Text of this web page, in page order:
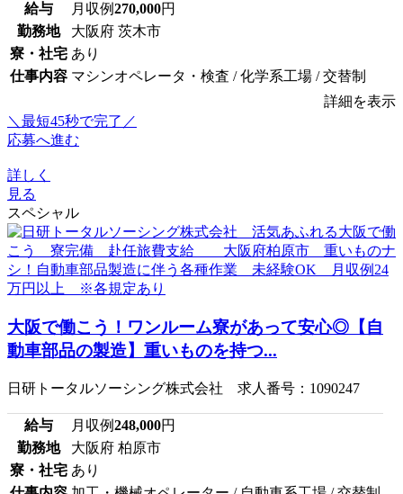
給与 月収例270,000円
勤務地
大阪府 茨木市
寮・社宅 あり
仕事内容 マシンオペレータ・検査 / 化学系工場 / 交替制
詳細を表示
＼最短45秒で完了／
応募へ進む
詳しく
見る
スペシャル
大阪で働こう！ワンルーム寮があって安心◎【自
動車部品の製造】重いものを持つ...
日研トータルソーシング株式会社 求人番号：1090247
給与 月収例248,000円
勤務地
大阪府 柏原市
寮・社宅 あり